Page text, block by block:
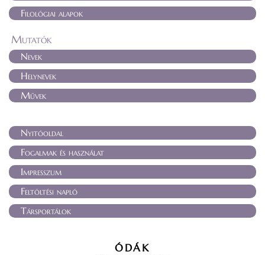
Filológiai alapok
Mutatók
Nevek
Helynevek
Művek
Nyitóoldal
Fogalmak és használat
Impresszum
Feltöltési napló
Társportálok
ÓDÁK